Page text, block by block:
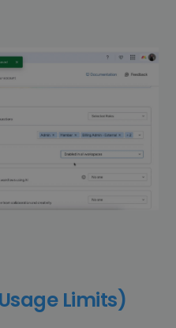
Limits)